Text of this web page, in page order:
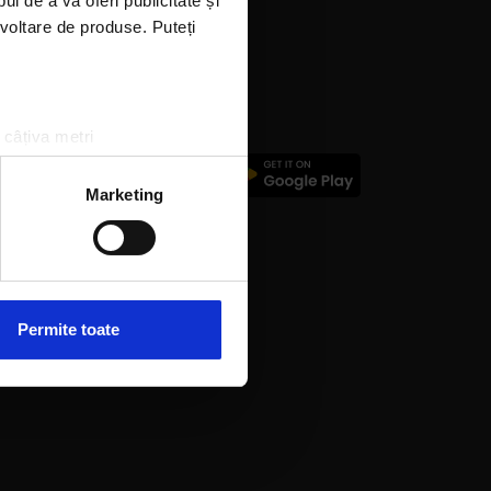
de produse. Puteți
metri
la
secțiunea cu detalii
cu privire la modul în
urma folosirii serviciilor
Marketing
Permite toate